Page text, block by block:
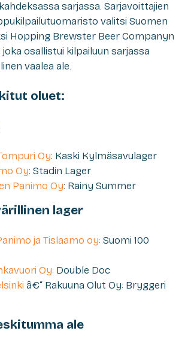
sarjassa. Sarjavoittajien
valitsi Suomen
Hopping Brewster Beer Companyn
joka osallistui kilpailuun sarjassa
vaalea ale.
oluet:
Oy: Kaski Kylmäsavulager
Oy: Stadin Lager
Panimo Oy: Rainy Summer
lager
ja Tislaamo oy: Suomi 100
Oy: Double Doc
â€“ Rakuuna Olut Oy: Bryggeri
ale